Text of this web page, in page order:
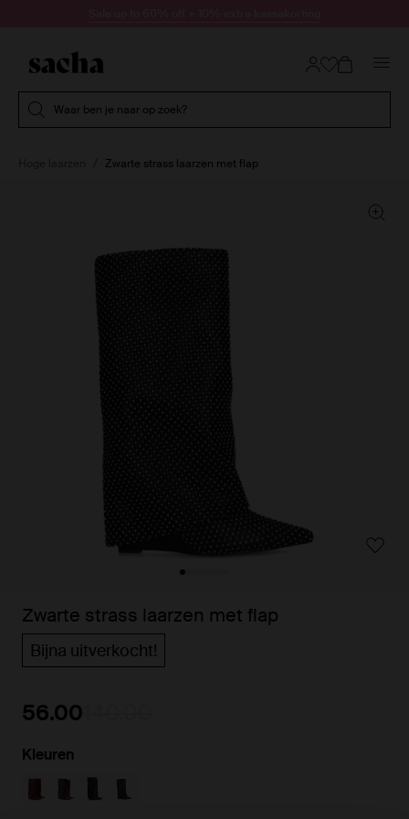
Waar ben je naar op zoek?
Zwarte strass laarzen met flap
Zwarte strass laarzen met flap
Bijna uitverkocht!
56.00
Kleuren